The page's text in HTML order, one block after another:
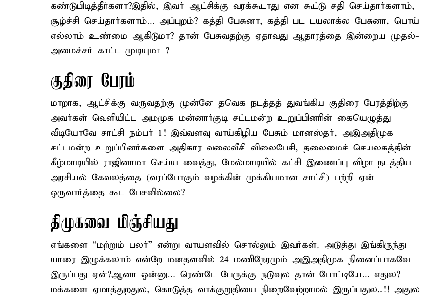
கண்டுபிடித்தீர்களா?இதில், இவர் ஆட்சிக்கு வரக்கூடாது என கூட்டு சதி செய்தார்களாம்,
சூழ்ச்சி செய்தார்களாம்… அப்புறம்? கத்தி பேசுனா, கத்தி பட டயலாக்ல பேசுனா, பொய்
எல்லாம் உண்மை ஆகிடுமா? தான் பேசுவதற்கு ஏதாவது ஆதாரத்தை இன்றைய முதல்-
அமைச்சர் காட்ட முடியுமா ?
குதிரை பேரம்
மாறாக, ஆட்சிக்கு வருவதற்கு முன்னே தவெக நடத்தத் துவங்கிய குதிரை பேரத்திற்கு
அவர்கள் வெளியிட்ட அமமுக மன்னார்குடி சட்டமன்ற உறுப்பினரின் கையெழுத்து
வீடியோவே சாட்சி நம்பர் 1! இவ்வளவு வாய்கிழிய பேசும் மானஸ்தர், அஇஅதிமுக
சட்டமன்ற உறுப்பினர்களை அதிகார வலைவீசி விலைபேசி, தலைமைச் செயலகத்தின்
கீழ்மாடியில் ராஜினாமா செய்ய வைத்து, மேல்மாடியில் கட்சி இணைப்பு விழா நடத்திய
அரசியல் கேவலத்தை (வரப்போகும் வழக்கின் முக்கியமான சாட்சி) பற்றி ஏன்
ஒருவார்த்தை கூட பேசவில்லை?
திமுகவை மிஞ்சியது
எங்களை “மற்றும் பலர்” என்று வாயளவில் சொல்லும் இவர்கள், அடுத்து இங்கிருந்து
யாரை இழுக்கலாம் என்றே மனதளவில் 24 மணிநேரமும் அஇஅதிமுக நினைப்பாகவே
இருப்பது ஏன்?ஆனா ஒன்னு… ரெண்டே பேருக்கு நடுவுல தான் போட்டியே… எதுல?
மக்களை ஏமாத்துறதுல, கொடுத்த வாக்குறுதியை நிறைவேற்றாமல் இருப்பதுல..!! அதுல